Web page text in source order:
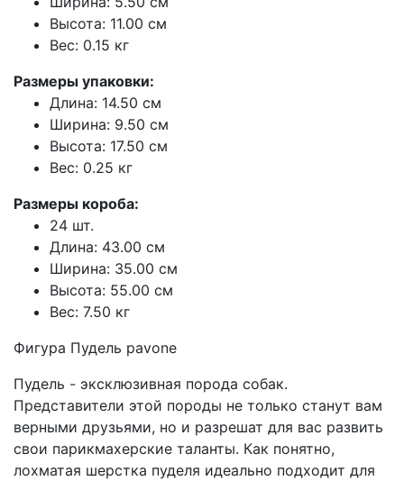
Высота: 11.00 см
Вес: 0.15 кг
Размеры упаковки:
Длина: 14.50 см
Ширина: 9.50 см
Высота: 17.50 см
Вес: 0.25 кг
Размеры короба:
24 шт.
Длина: 43.00 см
Ширина: 35.00 см
Высота: 55.00 см
Вес: 7.50 кг
Фигура Пудель pavone
Пудель - эксклюзивная порода собак.
Представители этой породы не только станут вам
верными друзьями, но и разрешат для вас развить
свои парикмахерские таланты. Как понятно,
лохматая шерстка пуделя идеально подходит для